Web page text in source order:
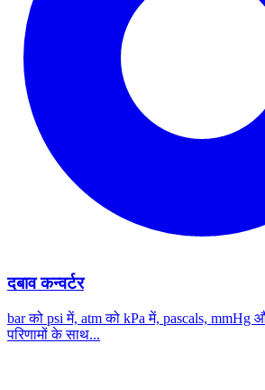
दबाव कन्वर्टर
bar को psi में, atm को kPa में, pascals, mmHg
परिणामों के साथ...